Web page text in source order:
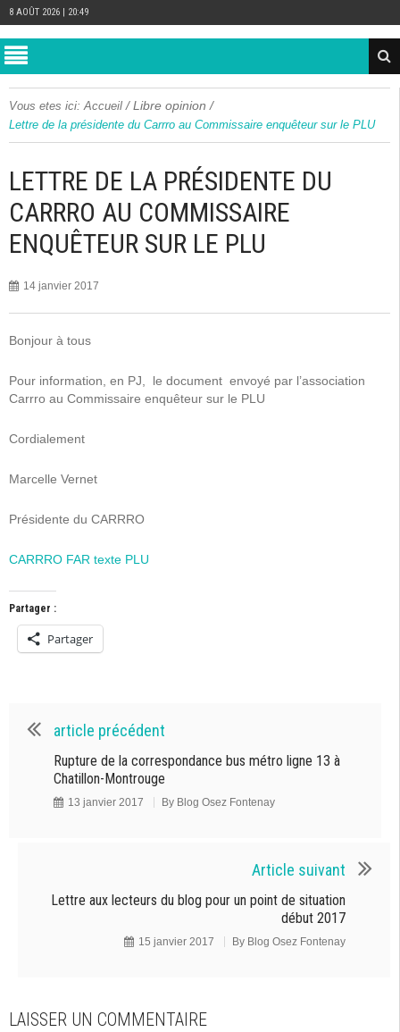
8 AOÛT 2026 | 20:49
Vous etes ici: Accueil /Libre opinion /
Lettre de la présidente du Carrro au Commissaire enquêteur sur le PLU
LETTRE DE LA PRÉSIDENTE DU
CARRRO AU COMMISSAIRE
ENQUÊTEUR SUR LE PLU
14 janvier 2017
Bonjour à tous
Pour information, en PJ, le document envoyé par l’association
Carrro au Commissaire enquêteur sur le PLU
Cordialement
Marcelle Vernet
Présidente du CARRRO
CARRRO FAR texte PLU
Partager :
Partager
article précédent
Rupture de la correspondance bus métro ligne 13 à
Chatillon-Montrouge
13 janvier 2017 By Blog Osez Fontenay
Article suivant
Lettre aux lecteurs du blog pour un point de situation
début 2017
15 janvier 2017 By Blog Osez Fontenay
LAISSER UN COMMENTAIRE